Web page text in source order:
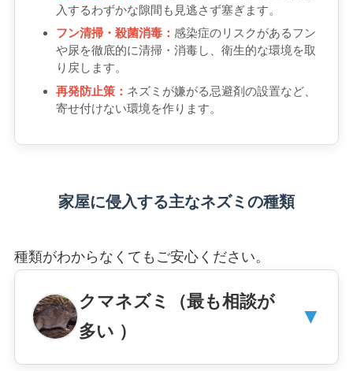
入するわずかな隙間も見逃さず塞ぎます。
フン清掃・殺菌消毒： 感染症のリスクがあるフン
や尿を徹底的に清掃・消毒し、衛生的な環境を取
り戻します。
再発防止策： ネズミが嫌がる忌避剤の設置など、
寄せ付けない環境を作ります。
家屋に侵入する主なネズミの種類
種類がわからなくてもご安心ください。
クマネズミ（最も相談が
多い ）
▼